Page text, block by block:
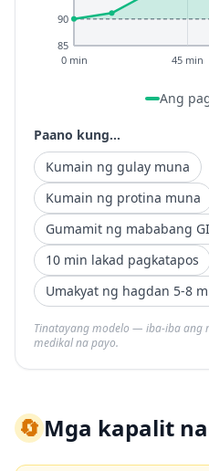
85
90
0 min 45 min
Ang
Paano kung...
Kumain ng gulay muna
Kumain ng protina muna
Gumamit ng mababang
10 min lakad pagkatapos
Umakyat ng hagdan 5-8
Tinatayang modelo — iba-iba ang
medikal na payo.
🔄Mga kapalit